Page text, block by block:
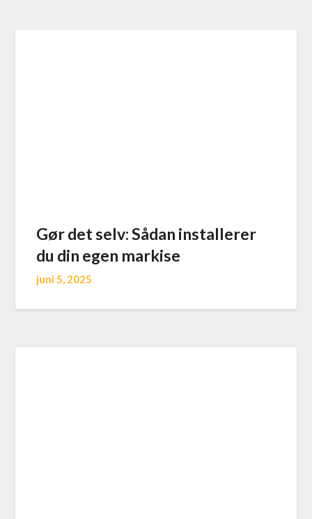
Gør det selv: Sådan installerer
du din egen markise
juni 5, 2025